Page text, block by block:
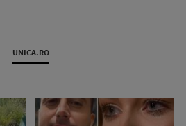
UNICA.RO